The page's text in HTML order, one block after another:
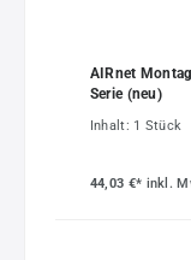
AIRnet
Serie (neu)
Inhalt: 1 Stück
44,03 €* inkl.